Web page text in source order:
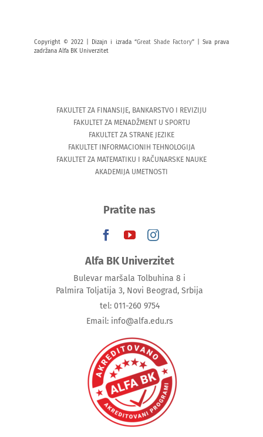
Copyright © 2022 | Dizajn i izrada “Great Shade Factory” | Sva prava
zadržana Alfa BK Univerzitet
FAKULTET ZA FINANSIJE, BANKARSTVO I REVIZIJU
FAKULTET ZA MENADŽMENT U SPORTU
FAKULTET ZA STRANE JEZIKE
FAKULTET INFORMACIONIH TEHNOLOGIJA
FAKULTET ZA MATEMATIKU I RAČUNARSKE NAUKE
AKADEMIJA UMETNOSTI
Pratite nas
Alfa BK Univerzitet
Bulevar maršala Tolbuhina 8 i
Palmira Toljatija 3, Novi Beograd, Srbija
tel: 011-260 9754
Email: info@alfa.edu.rs